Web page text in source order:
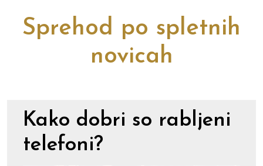
Sprehod po spletnih
novicah
Kako dobri so rabljeni
telefoni?